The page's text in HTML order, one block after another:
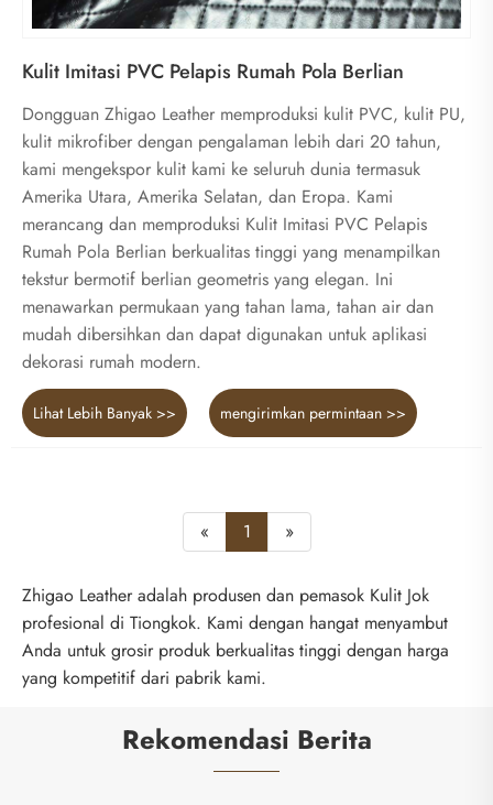
Kulit Imitasi PVC Pelapis Rumah Pola Berlian
Dongguan Zhigao Leather memproduksi kulit PVC, kulit PU,
kulit mikrofiber dengan pengalaman lebih dari 20 tahun,
kami mengekspor kulit kami ke seluruh dunia termasuk
Amerika Utara, Amerika Selatan, dan Eropa. Kami
merancang dan memproduksi Kulit Imitasi PVC Pelapis
Rumah Pola Berlian berkualitas tinggi yang menampilkan
tekstur bermotif berlian geometris yang elegan. Ini
menawarkan permukaan yang tahan lama, tahan air dan
mudah dibersihkan dan dapat digunakan untuk aplikasi
dekorasi rumah modern.
Lihat Lebih Banyak >> mengirimkan permintaan >>
« 1 »
Zhigao Leather adalah produsen dan pemasok Kulit Jok
profesional di Tiongkok. Kami dengan hangat menyambut
Anda untuk grosir produk berkualitas tinggi dengan harga
yang kompetitif dari pabrik kami.
Rekomendasi Berita